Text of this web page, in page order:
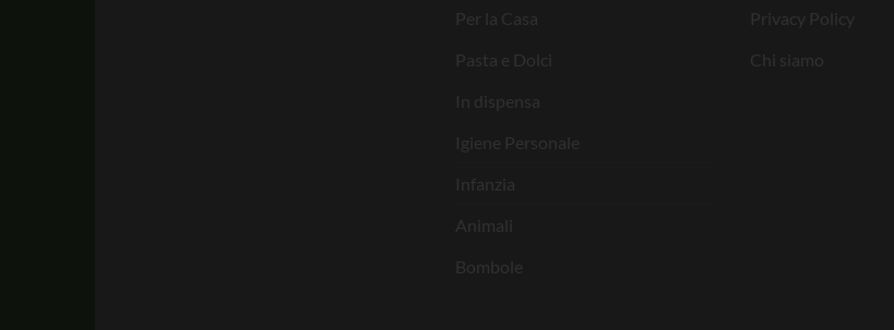
Per la Casa
Pasta e Dolci
In dispensa
Igiene Personale
Infanzia
Animali
Bombole
Privacy Policy
Chi siamo